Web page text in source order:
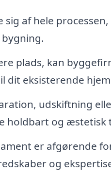
sig af hele
plads, kan
dit eksisterende
udskiftning
holdbart og æstetisk
er afgørende
og